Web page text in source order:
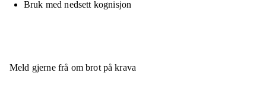
Bruk med nedsett kognisjon
Meld gjerne frå om brot på krava